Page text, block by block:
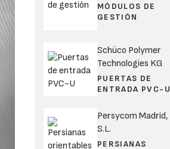
MÓDULOS DE
GESTIÓN
Schüco Polymer
Technologies KG
PUERTAS DE
ENTRADA PVC-U
Persycom Madrid,
S.L.
PERSIANAS